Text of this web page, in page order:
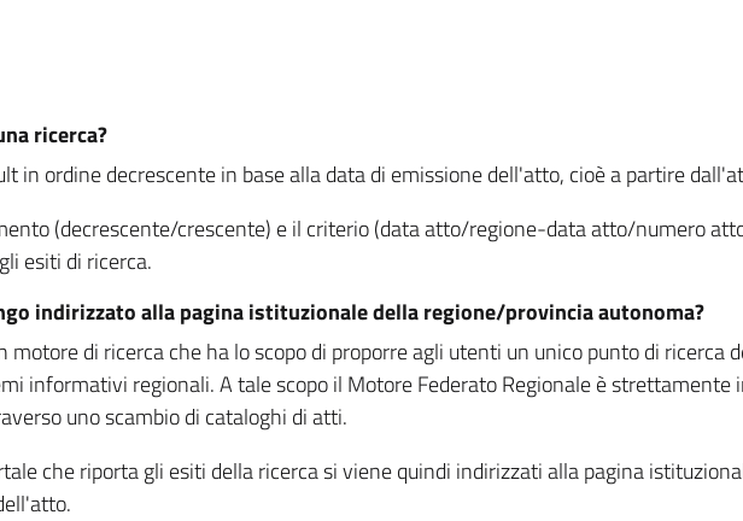
ricerca?
in ordine decrescente in base alla data di emissione dell'atto, cioè a partire
(decrescente/crescente) e il criterio (data atto/regione-data atto/numero
esiti di ricerca.
indirizzato alla pagina istituzionale della regione/provincia autonoma?
di ricerca che ha lo scopo di proporre agli utenti un unico punto di ricerca
informativi regionali. A tale scopo il Motore Federato Regionale è strettamente
uno scambio di cataloghi di atti.
che riporta gli esiti della ricerca si viene quindi indirizzati alla pagina